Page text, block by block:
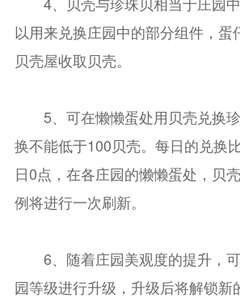
以用来兑换庄园中的部分组件，蛋
贝壳屋收取贝壳。
5、可在懒懒蛋处用贝壳兑换
换不能低于100贝壳。每日的兑换
日0点，在各庄园的懒懒蛋处，贝
例将进行一次刷新。
6、随着庄园美观度的提升，
园等级进行升级，升级后将解锁新